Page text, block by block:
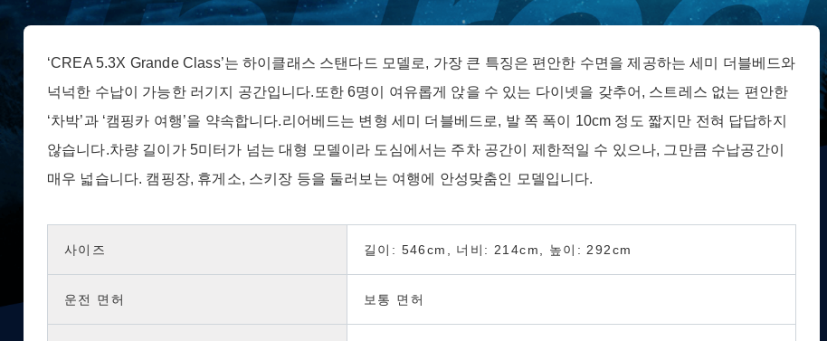
‘CREA 5.3X Grande Class’는 하이클래스 스탠다드 모델로, 가장 큰 특징은 편안한 수면을 제공하는 세미 더블베드와
넉넉한 수납이 가능한 러기지 공간입니다.또한 6명이 여유롭게 앉을 수 있는 다이넷을 갖추어, 스트레스 없는 편안한
‘차박’과 ‘캠핑카 여행’을 약속합니다.리어베드는 변형 세미 더블베드로, 발 쪽 폭이 10cm 정도 짧지만 전혀 답답하지
않습니다.차량 길이가 5미터가 넘는 대형 모델이라 도심에서는 주차 공간이 제한적일 수 있으나, 그만큼 수납공간이
매우 넓습니다. 캠핑장, 휴게소, 스키장 등을 둘러보는 여행에 안성맞춤인 모델입니다.
사이즈 길이: 546cm, 너비: 214cm, 높이: 292cm
운전 면허 보통 면허